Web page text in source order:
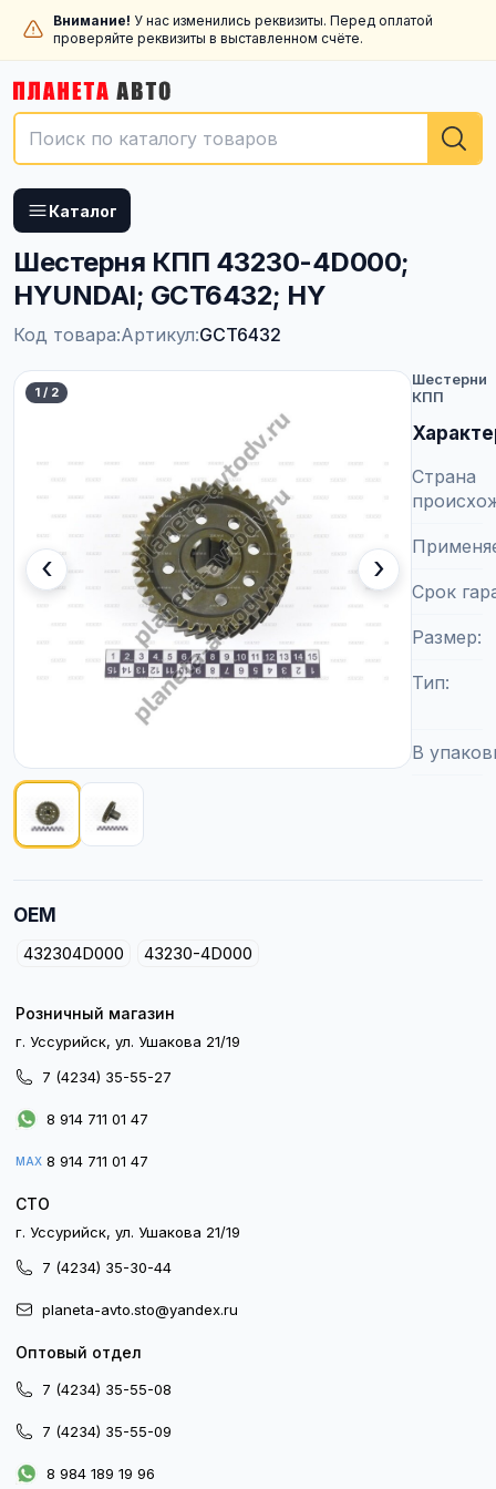
Внимание! У нас изменились реквизиты. Перед оплатой
проверяйте реквизиты в выставленном счёте.
Каталог
Шестерня КПП 43230-4D000;
HYUNDAI; GCT6432; HY
Код товара:Артикул:GCT6432
1 / 2
‹ ›
Шестерни
КПП
Страна
Срок
Размер
Тип
В
OEM
432304D000 43230-4D000
Розничный магазин
г. Уссурийск, ул. Ушакова 21/19
7 (4234) 35-55-27
8 914 711 01 47
MAX 8 914 711 01 47
СТО
г. Уссурийск, ул. Ушакова 21/19
7 (4234) 35-30-44
planeta-avto.sto@yandex.ru
Оптовый отдел
7 (4234) 35-55-08
7 (4234) 35-55-09
8 984 189 19 96